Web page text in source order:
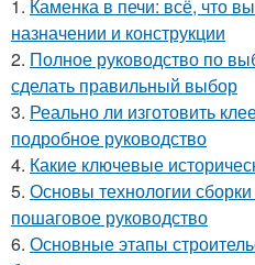
1. Каменка в печи: всё, что
назначении и конструкции
2. Полное руководство по
сделать правильный выбор
3. Реально ли изготовить
подробное руководство
4. Какие ключевые
5. Основы технологии
пошаговое руководство
6. Основные этапы